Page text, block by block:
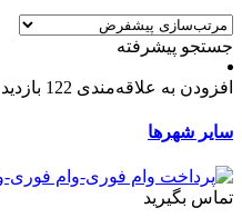
جستجو پیشرفته
افزودن به علاقه‌مندی 122 بازدید
سایر شهرها
تماس بگیرید